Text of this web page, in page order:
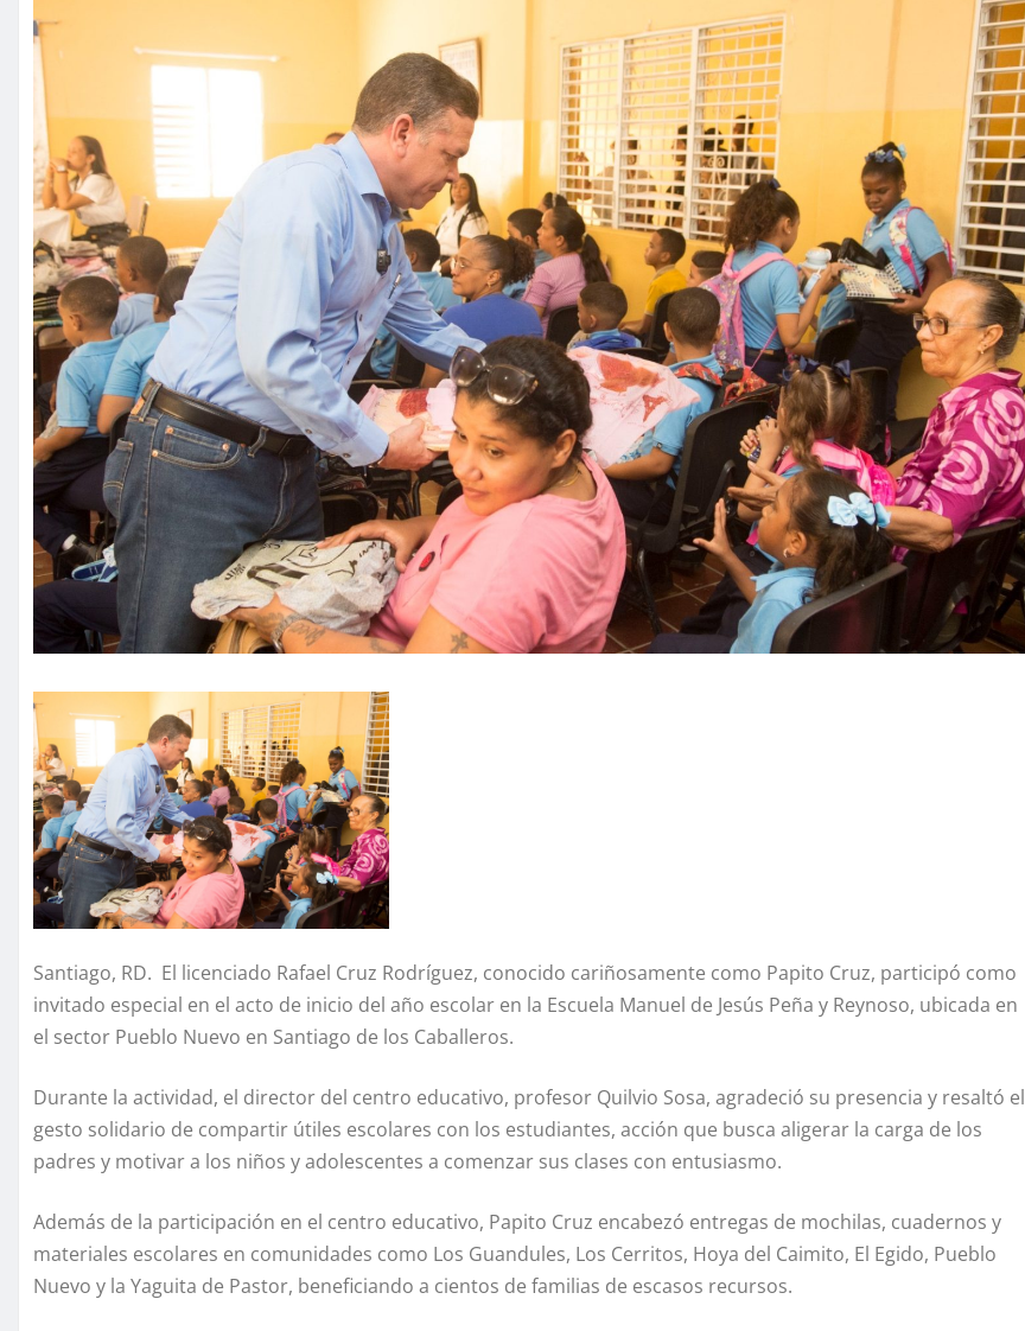
Santiago, RD. El licenciado Rafael Cruz Rodríguez, conocido cariñosamente como Papito Cruz, participó como
invitado especial en el acto de inicio del año escolar en la Escuela Manuel de Jesús Peña y Reynoso, ubicada en
el sector Pueblo Nuevo en Santiago de los Caballeros.
Durante la actividad, el director del centro educativo, profesor Quilvio Sosa, agradeció su presencia y resaltó el
gesto solidario de compartir útiles escolares con los estudiantes, acción que busca aligerar la carga de los
padres y motivar a los niños y adolescentes a comenzar sus clases con entusiasmo.
Además de la participación en el centro educativo, Papito Cruz encabezó entregas de mochilas, cuadernos y
materiales escolares en comunidades como Los Guandules, Los Cerritos, Hoya del Caimito, El Egido, Pueblo
Nuevo y la Yaguita de Pastor, beneficiando a cientos de familias de escasos recursos.